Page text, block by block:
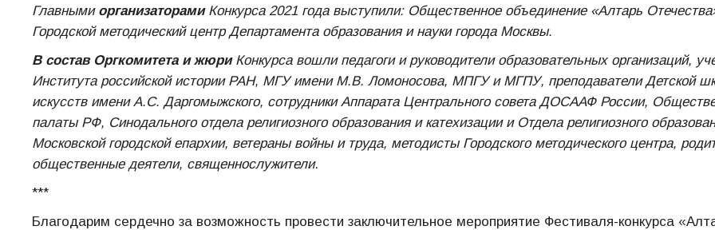
Главными организаторамиКонкурса 2021 года выступили: Общественное объединение «Алтарь
Городской методический центр Департамента образования и науки города Москвы.
В состав Оргкомитета и жюри Конкурса вошли педагоги и руководители образовательных организаций,
Института российской истории РАН, МГУ имени М.В. Ломоносова, МПГУ и МГПУ, преподаватели Детской
искусств имени А.С. Даргомыжского, сотрудники Аппарата Центрального совета ДОСААФ России,
палаты РФ, Синодального отдела религиозного образования и катехизации и Отдела религиозного
Московской городской епархии, ветераны войны и труда, методисты Городского методического центра,
общественные деятели, священнослужители.
***
Благодарим сердечно за возможность провести заключительное мероприятие Фестиваля-конкурса